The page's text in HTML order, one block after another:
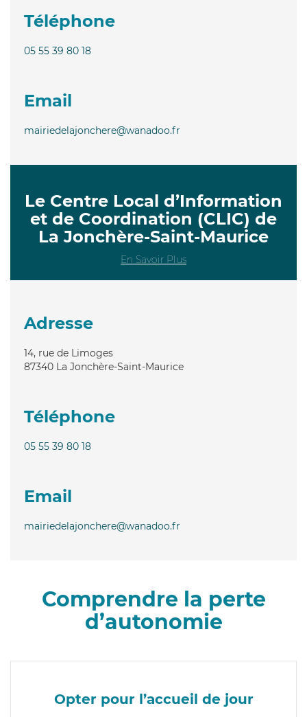
Téléphone
05 55 39 80 18
Email
mairiedelajonchere@wanadoo.fr
Le Centre Local d’Information
et de Coordination (CLIC) de
La Jonchère-Saint-Maurice
En Savoir Plus
Adresse
14, rue de Limoges
87340 La Jonchère-Saint-Maurice
Téléphone
05 55 39 80 18
Email
mairiedelajonchere@wanadoo.fr
Comprendre la perte
d’autonomie
Opter pour l’accueil de jour